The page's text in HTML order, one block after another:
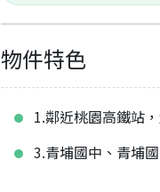
物件特色
1.鄰近桃園高鐵站
3.青埔國中、青埔